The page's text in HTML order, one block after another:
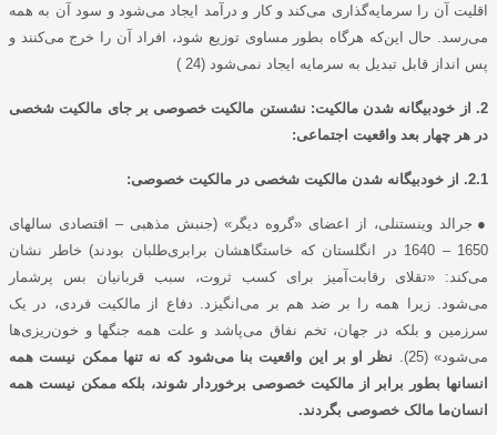
اقلیت آن را سرمایه‌گذاری می‌کند و کار و درآمد ایجاد می‌شود و سود آن به همه
می‌رسد. حال این‌که هرگاه بطور مساوی توزیع شود، افراد آن را خرج می‌کنند و
پس انداز قابل تبدیل به سرمایه ایجاد نمی‌شود (24 )
2. از خودبیگانه شدن مالکیت: نشستن مالکیت خصوصی بر جای مالکیت شخصی
در هر چهار بعد واقعیت اجتماعی:
2.1. از خودبیگانه شدن مالکیت شخصی در مالکیت خصوصی:
● جرالد وینستنلی، از اعضای «گروه دیگر» (جنبش مذهبی – اقتصادی سالهای
1650 – 1640 در انگلستان که خاستگاهشان برابری‌طلبان بودند) خاطر نشان
می‌کند: «تقلای رقابت‌آمیز برای کسب ثروت، سبب قربانیان بس پرشمار
می‌شود. زیرا همه را بر ضد هم بر می‌انگیزد. دفاع از مالکیت فردی، در یک
سرزمین و بلکه در جهان، تخم نفاق می‌پاشد و علت همه جنگها و خون‌ریزی‌ها
می‌شود» (25).
نظر او بر این واقعیت بنا می‌شود که نه تنها ممکن نیست همه
انسانها بطور برابر از مالکیت خصوصی برخوردار شوند، بلکه ممکن نیست همه
انسان‌ما مالک خصوصی بگردند.